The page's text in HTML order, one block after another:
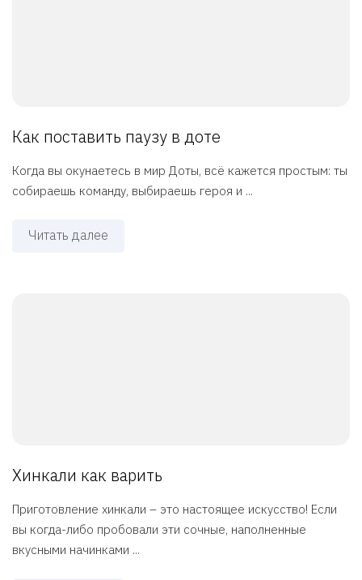
Как поставить паузу в доте
Когда вы окунаетесь в мир Доты, всё кажется простым: ты
собираешь команду, выбираешь героя и ...
Читать далее
Хинкали как варить
Приготовление хинкали – это настоящее искусство! Если
вы когда-либо пробовали эти сочные, наполненные
вкусными начинками ...